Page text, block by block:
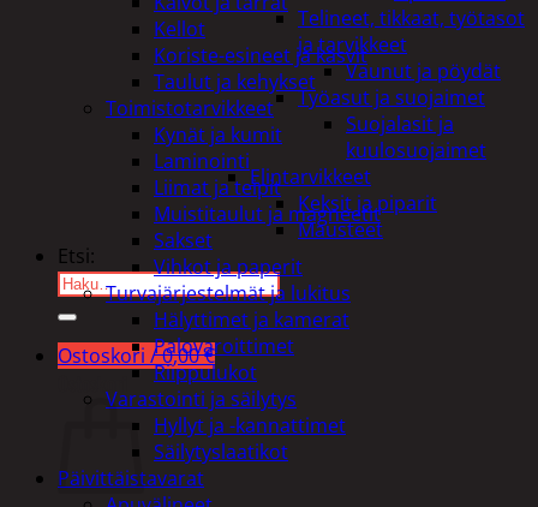
Telineet, tikkaat, työtasot
ja tarvikkeet
Vaunut ja pöydät
Työasut ja suojaimet
Suojalasit ja
kuulosuojaimet
Elintarvikkeet
Keksit ja piparit
Mausteet
Etsi:
Ostoskori /0,00€
Kellot
Koriste-esineet ja kasvit
Taulut ja kehykset
Toimistotarvikkeet
Kynät ja kumit
Laminointi
Liimat ja teipit
Muistitaulut ja magneetit
Sakset
Vihkot ja paperit
Turvajärjestelmät ja lukitus
Hälyttimet ja kamerat
Palovaroittimet
Riippulukot
Varastointi ja säilytys
Hyllyt ja -kannattimet
Säilytyslaatikot
Päivittäistavarat